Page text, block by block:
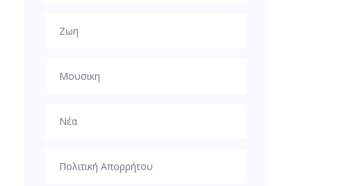
Ζωη
Μουσικη
Νέα
Πολιτική Απορρήτου